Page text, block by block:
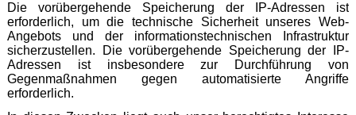
Die vorübergehende Speicherung der IP-Adressen ist
erforderlich, um die technische Sicherheit unseres Web-
Angebots und der informationstechnischen Infrastruktur
sicherzustellen. Die vorübergehende Speicherung der IP-
Adressen ist insbesondere zur Durchführung von
Gegenmaßnahmen gegen automatisierte Angriffe
erforderlich.